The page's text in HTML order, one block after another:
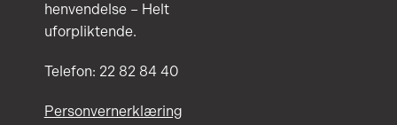
henvendelse – Helt
uforpliktende.
Telefon: 22 82 84 40
Personvernerklæring